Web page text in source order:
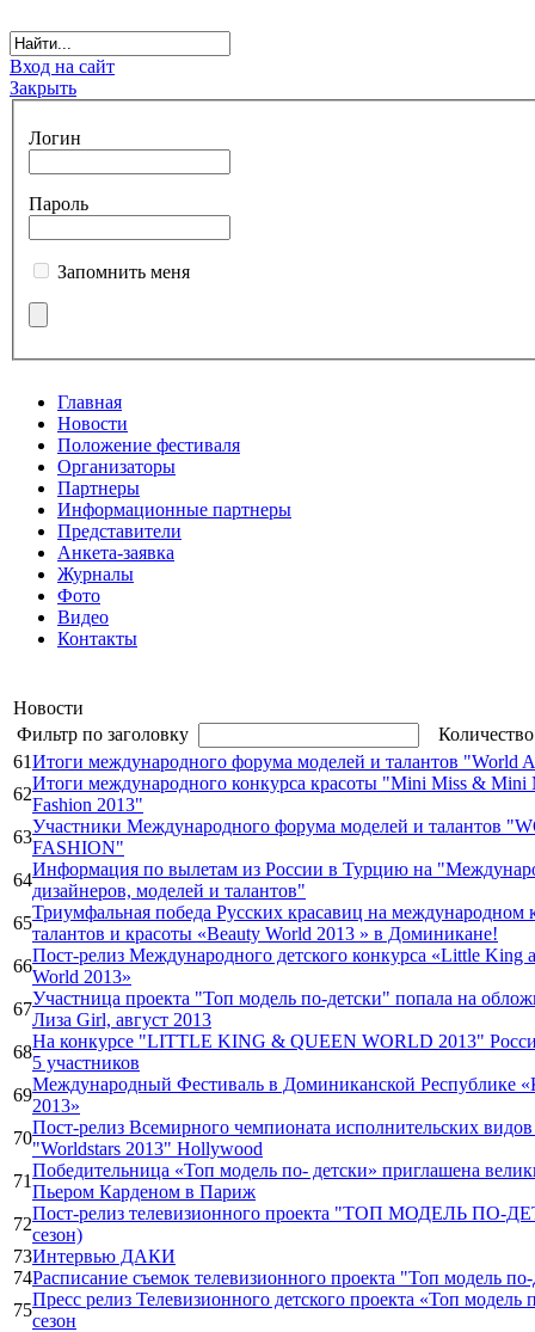
Вход на сайт
Закрыть
Логин
Пароль
Запомнить меня
Главная
Новости
Положение фестиваля
Организаторы
Партнеры
Информационные партнеры
Представители
Анкета-заявка
Журналы
Фото
Видео
Контакты
Новости
Фильтр по заголовку
61Итоги международного форума моделей и талантов "World
62
Итоги международного конкурса красоты "Mini Miss & Mini
Fashion 2013"
63
Участники Международного форума моделей и талантов
FASHION"
64
Информация по вылетам из России в Турцию на
дизайнеров, моделей и талантов"
65
Триумфальная победа Русских красавиц на международном
талантов и красоты «Beauty World 2013 » в Доминикане!
66
Пост-релиз Международного детского конкурса «Little King
World 2013»
67
Участница проекта "Топ модель по-детски" попала на
Лиза Girl, август 2013
68
На конкурсе "LITTLE KING & QUEEN WORLD 2013"
5 участников
69
Международный Фестиваль в Доминиканской Республике
2013»
70
Пост-релиз Всемирного чемпионата исполнительских видов
"Worldstars 2013" Hollywood
71
Победительница «Топ модель по- детски» приглашена
Пьером Карденом в Париж
72
Пост-релиз телевизионного проекта "ТОП МОДЕЛЬ ПО-
сезон)
73Интервью ДАКИ
74Расписание съемок телевизионного проекта "Топ модель
75
Пресс релиз Телевизионного детского проекта «Топ модель
сезон